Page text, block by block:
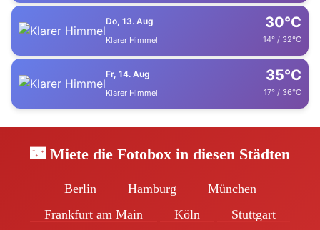
Do, 13. Aug
Klarer Himmel
30°C
14° / 32°C
Fr, 14. Aug
Klarer Himmel
35°C
17° / 36°C
🌃 Miete die Fotobox in diesen Städten
Berlin Hamburg
München
Frankfurt am Main
Köln Stuttgart